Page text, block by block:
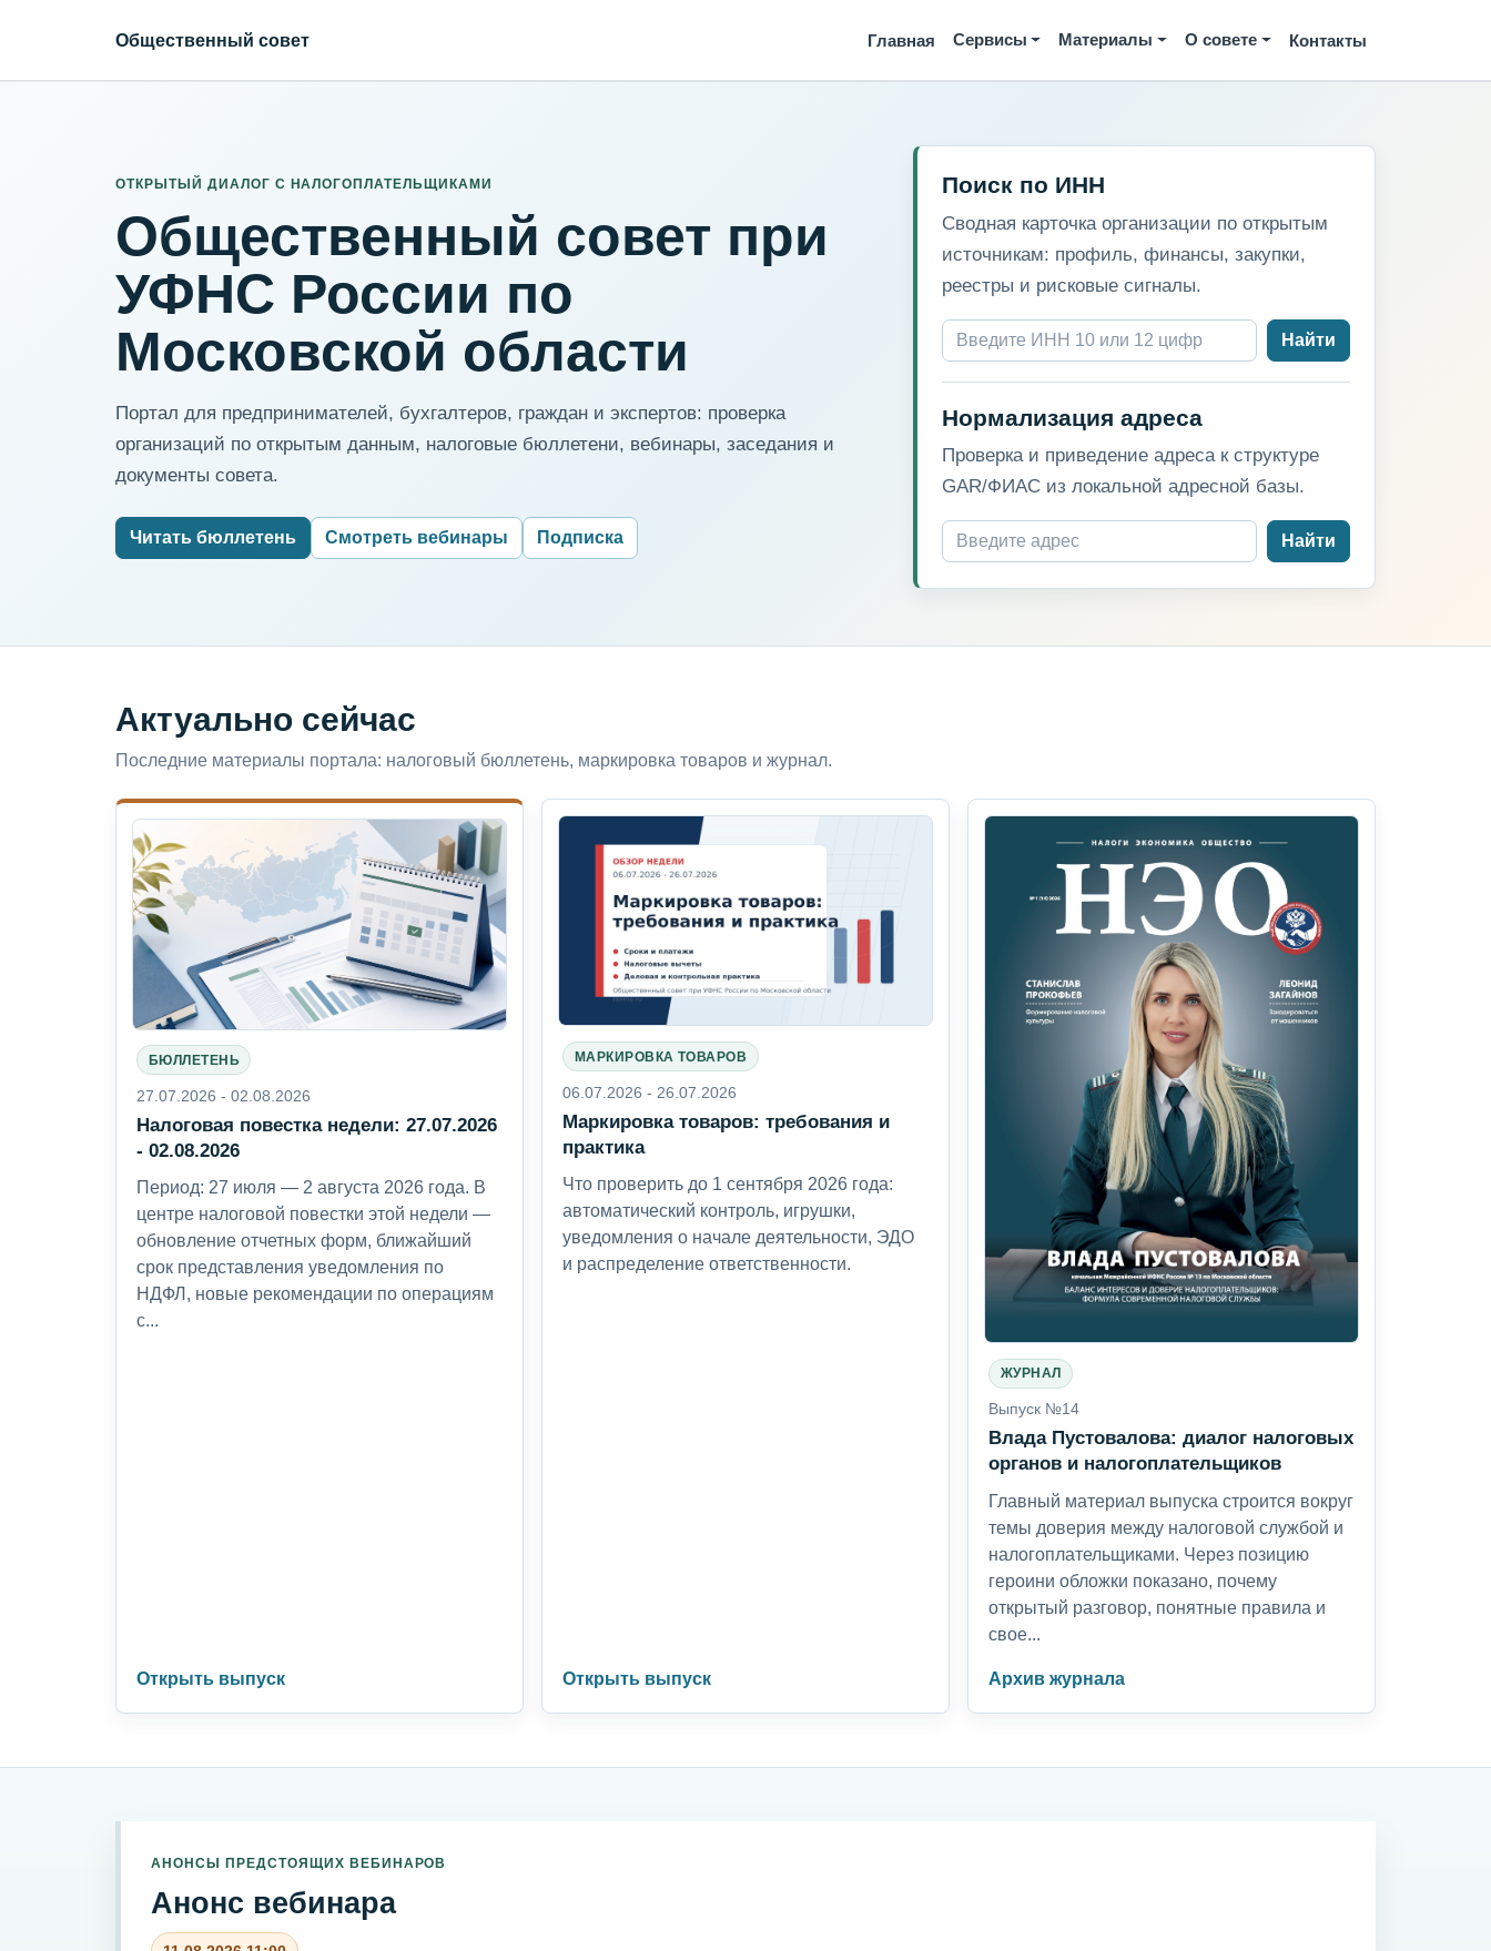
Общественный совет Главная Сервисы Материалы О совете Контакты
ОТКРЫТЫЙ ДИАЛОГ С НАЛОГОПЛАТЕЛЬЩИКАМИ
Общественный совет при
УФНС России по
Московской области
Портал для предпринимателей, бухгалтеров, граждан и экспертов: проверка
организаций по открытым данным, налоговые бюллетени, вебинары, заседания и
документы совета.
Читать бюллетень Смотреть вебинары Подписка
Поиск по ИНН
Сводная карточка организации по открытым
источникам: профиль, финансы, закупки,
реестры и рисковые сигналы.
Найти
Нормализация адреса
Проверка и приведение адреса к структуре
GAR/ФИАС из локальной адресной базы.
Найти
Актуально сейчас
Последние материалы портала: налоговый бюллетень, маркировка товаров и журнал.
БЮЛЛЕТЕНЬ
27.07.2026 - 02.08.2026
Налоговая повестка недели: 27.07.2026
- 02.08.2026
Период: 27 июля — 2 августа 2026 года. В
центре налоговой повестки этой недели —
обновление отчетных форм, ближайший
срок представления уведомления по
НДФЛ, новые рекомендации по операциям
с...
Открыть выпуск
МАРКИРОВКА ТОВАРОВ
06.07.2026 - 26.07.2026
Маркировка товаров: требования и
практика
Что проверить до 1 сентября 2026 года:
автоматический контроль, игрушки,
уведомления о начале деятельности, ЭДО
и распределение ответственности.
Открыть выпуск
ЖУРНАЛ
Выпуск №14
Влада Пустовалова: диалог налоговых
органов и налогоплательщиков
Главный материал выпуска строится вокруг
темы доверия между налоговой службой и
налогоплательщиками. Через позицию
героини обложки показано, почему
открытый разговор, понятные правила и
свое...
Архив журнала
АНОНСЫ ПРЕДСТОЯЩИХ ВЕБИНАРОВ
Анонс вебинара